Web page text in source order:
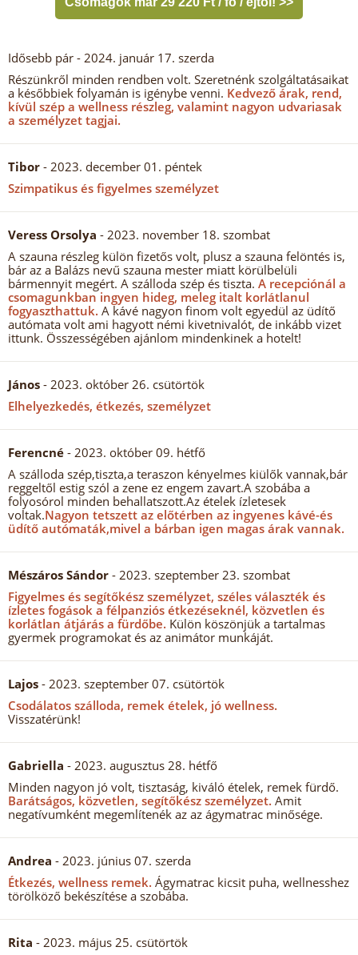
Idősebb pár - 2024. január 17. szerda
Részünkről minden rendben volt. Szeretnénk szolgáltatásaikat
a későbbiek folyamán is igénybe venni. Kedvező árak, rend,
kívül szép a wellness részleg, valamint nagyon udvariasak
a személyzet tagjai.
Tibor - 2023. december 01. péntek
Szimpatikus és figyelmes személyzet
Veress Orsolya - 2023. november 18. szombat
A szauna részleg külön fizetős volt, plusz a szauna felöntés is,
bár az a Balázs nevű szauna mester miatt körülbelüli
bármennyit megért. A szálloda szép és tiszta. A recepciónál a
csomagunkban ingyen hideg, meleg italt korlátlanul
fogyaszthattuk. A kávé nagyon finom volt egyedül az üdítő
autómata volt ami hagyott némi kivetnivalót, de inkább vizet
ittunk. Összességében ajánlom mindenkinek a hotelt!
János - 2023. október 26. csütörtök
Elhelyezkedés, étkezés, személyzet
Ferencné - 2023. október 09. hétfő
A szálloda szép,tiszta,a teraszon kényelmes kiülők vannak,bár
reggeltől estig szól a zene ez engem zavart.A szobába a
folyosórol minden behallatszott.Az ételek ízletesek
voltak.Nagyon tetszett az előtérben az ingyenes kávé-és
üdítő autómaták,mivel a bárban igen magas árak vannak.
Mészáros Sándor - 2023. szeptember 23. szombat
Figyelmes és segítőkész személyzet, széles választék és
ízletes fogások a félpanziós étkezéseknél, közvetlen és
korlátlan átjárás a fürdőbe. Külön köszönjük a tartalmas
gyermek programokat és az animátor munkáját.
Lajos - 2023. szeptember 07. csütörtök
Csodálatos szálloda, remek ételek, jó wellness.
Visszatérünk!
Gabriella - 2023. augusztus 28. hétfő
Minden nagyon jó volt, tisztaság, kiváló ételek, remek fürdő.
Barátságos, közvetlen, segítőkész személyzet. Amit
negatívumként megemlítenék az az ágymatrac minősége.
Andrea - 2023. június 07. szerda
Étkezés, wellness remek. Ágymatrac kicsit puha, wellnesshez
törölköző bekészítése a szobába.
Rita - 2023. május 25. csütörtök